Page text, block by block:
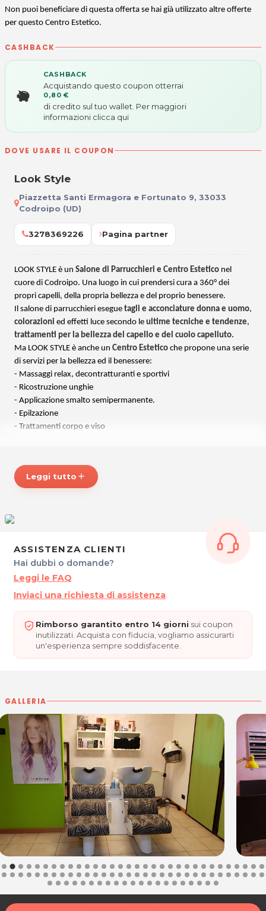
Non puoi beneficiare di questa offerta se hai già utilizzato altre offerte
per questo Centro Estetico.
CASHBACK
CASHBACK
Acquistando questo coupon otterrai
0,80 €
di credito sul tuo wallet. Per maggiori
informazioni clicca qui
DOVE USARE IL COUPON
Look Style
Piazzetta Santi Ermagora e Fortunato 9, 33033
Codroipo (UD)
3278369226 Pagina partner
LOOK STYLE è un Salone di Parrucchieri e Centro Estetico nel
cuore di Codroipo. Una luogo in cui prendersi cura a 360° dei
propri capelli, della propria bellezza e del proprio benessere.
Il salone di parrucchieri esegue tagli e acconciature donna e uomo,
colorazioni ed effetti luce secondo le ultime tecniche e tendenze,
trattamenti per la bellezza del capello e del cuoio capelluto.
Ma LOOK STYLE è anche un Centro Estetico che propone una serie
di servizi per la bellezza ed il benessere:
- Massaggi relax, decontratturanti e sportivi
- Ricostruzione unghie
- Applicazione smalto semipermanente.
- Epilzazione
- Trattamenti corpo e viso
staff di LOOK STYLE!
Piazzetta Santi Ermagora e Fortunato, 9
33033 Codroipo (UD)
Tel. 3278369226
P.IVA 02869080305
Per ulteriori informazioni sull'offerta o sulle modalità di acquisto
scrivi a posta@espevia.it
Leggi tutto add
ASSISTENZA CLIENTI
Hai dubbi o domande?
Leggi le FAQ
Inviaci una richiesta di assistenza
Rimborso garantito entro 14 giorni sui coupon
inutilizzati. Acquista con fiducia, vogliamo assicurarti
un'esperienza sempre soddisfacente.
GALLERIA